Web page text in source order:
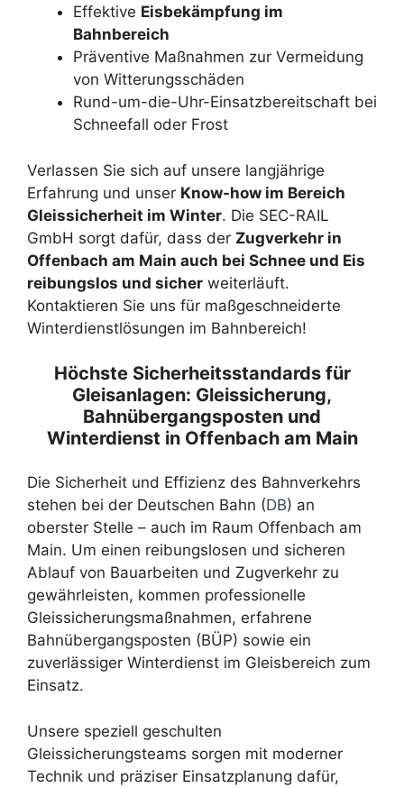
Effektive Eisbekämpfung im
Bahnbereich
Präventive Maßnahmen zur Vermeidung
von Witterungsschäden
Rund-um-die-Uhr-Einsatzbereitschaft bei
Schneefall oder Frost
Verlassen Sie sich auf unsere langjährige
Erfahrung und unser Know-how im Bereich
Gleissicherheit im Winter. Die SEC-RAIL
GmbH sorgt dafür, dass der Zugverkehr in
Offenbach am Main auch bei Schnee und Eis
reibungslos und sicher weiterläuft.
Kontaktieren Sie uns für maßgeschneiderte
Winterdienstlösungen im Bahnbereich!
Höchste Sicherheitsstandards für
Gleisanlagen: Gleissicherung,
Bahnübergangsposten und
Winterdienst in Offenbach am Main
Die Sicherheit und Effizienz des Bahnverkehrs
stehen bei der Deutschen Bahn (DB) an
oberster Stelle – auch im Raum Offenbach am
Main. Um einen reibungslosen und sicheren
Ablauf von Bauarbeiten und Zugverkehr zu
gewährleisten, kommen professionelle
Gleissicherungsmaßnahmen, erfahrene
Bahnübergangsposten (BÜP) sowie ein
zuverlässiger Winterdienst im Gleisbereich zum
Einsatz.
Unsere speziell geschulten
Gleissicherungsteams sorgen mit moderner
Technik und präziser Einsatzplanung dafür,